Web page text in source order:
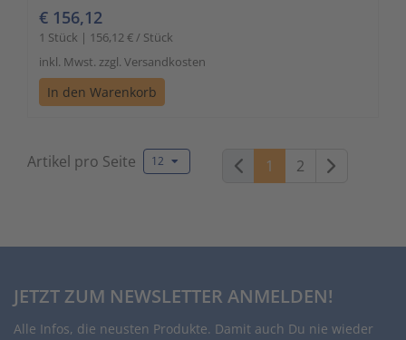
€ 156,12
1 Stück | 156,12 € / Stück
inkl. Mwst. zzgl. Versandkosten
In den Warenkorb
Artikel pro Seite 12 1 2 Weiter
JETZT ZUM NEWSLETTER ANMELDEN!
Alle Infos, die neusten Produkte. Damit auch Du nie wieder